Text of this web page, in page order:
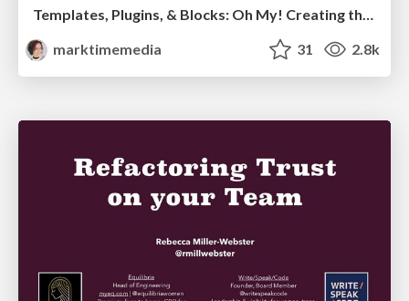
Templates, Plugins, & Blocks: Oh My! Creating the theme that thinks of everything
marktimemedia
31 2.8k